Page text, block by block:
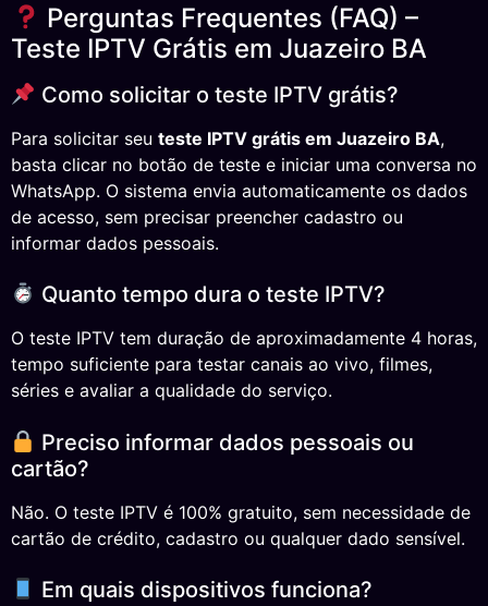
Perguntas Frequentes (FAQ) –
Teste IPTV Grátis em Juazeiro BA
Como solicitar o teste IPTV grátis?
Para solicitar seu teste IPTV grátis em Juazeiro BA,
basta clicar no botão de teste e iniciar uma conversa no
WhatsApp. O sistema envia automaticamente os dados
de acesso, sem precisar preencher cadastro ou
informar dados pessoais.
Quanto tempo dura o teste IPTV?
O teste IPTV tem duração de aproximadamente 4 horas,
tempo suficiente para testar canais ao vivo, filmes,
séries e avaliar a qualidade do serviço.
Preciso informar dados pessoais ou
cartão?
Não. O teste IPTV é 100% gratuito, sem necessidade de
cartão de crédito, cadastro ou qualquer dado sensível.
Em quais dispositivos funciona?